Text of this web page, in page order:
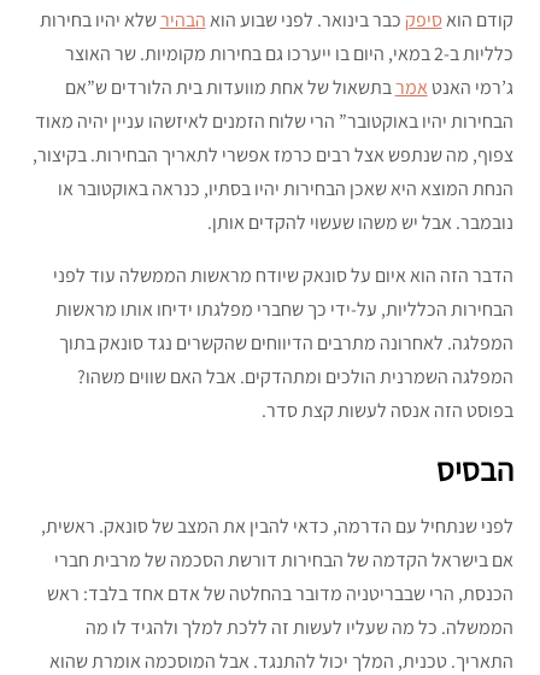
קודם הואסיפק כבר בינואר. לפני שבוע הואהבהירשלא יהיו בחירות
כלליות ב-2 במאי, היום בו ייערכו גם בחירות מקומיות. שר האוצר
ג’רמי האנטאמרבתשאול של אחת מוועדות בית הלורדים ש”אם
הבחירות יהיו באוקטובר” הרי שלוח הזמנים לאיזשהו עניין יהיה מאוד
צפוף, מה שנתפש אצל רבים כרמז אפשרי לתאריך הבחירות. בקיצור,
הנחת המוצא היא שאכן הבחירות יהיו בסתיו, כנראה באוקטובר או
נובמבר. אבל יש משהו שעשוי להקדים אותן.
הדבר הזה הוא איום על סונאק שיודח מראשות הממשלה עוד לפני
הבחירות הכלליות, על-ידי כך שחברי מפלגתו ידיחו אותו מראשות
המפלגה. לאחרונה מתרבים הדיווחים שהקשרים נגד סונאק בתוך
המפלגה השמרנית הולכים ומתהדקים. אבל האם שווים משהו?
בפוסט הזה אנסה לעשות קצת סדר.
הבסיס
לפני שנתחיל עם הדרמה, כדאי להבין את המצב של סונאק. ראשית,
אם בישראל הקדמה של הבחירות דורשת הסכמה של מרבית חברי
הכנסת, הרי שבבריטניה מדובר בהחלטה של אדם אחד בלבד: ראש
הממשלה. כל מה שעליו לעשות זה ללכת למלך ולהגיד לו מה
התאריך. טכנית, המלך יכול להתנגד. אבל המוסכמה אומרת שהוא